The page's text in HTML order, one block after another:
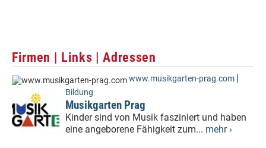
Firmen | Links | Adressen
www.musikgarten-prag.com |
Bildung
Musikgarten Prag
Kinder sind von Musik fasziniert und haben
eine angeborene Fähigkeit zum... mehr ›